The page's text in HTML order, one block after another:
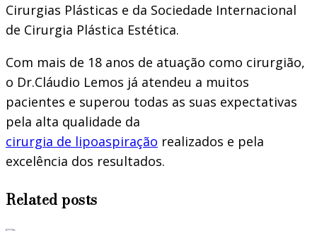
Cirurgias Plásticas e da Sociedade Internacional
de Cirurgia Plástica Estética.
Com mais de 18 anos de atuação como cirurgião,
o Dr.Cláudio Lemos já atendeu a muitos
pacientes e superou todas as suas expectativas
pela alta qualidade da
cirurgia de lipoaspiração realizados e pela
excelência dos resultados.
Related posts